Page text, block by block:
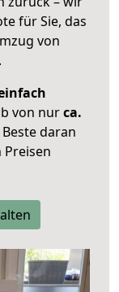
für Sie, das
von
von nurca.
daran
Preisen